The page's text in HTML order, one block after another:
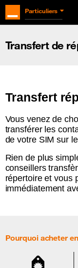
Particuliers
Transfert de
Transfert
Vous venez de
transférer les
de votre SIM sur
Rien de plus
conseillers
répertoire et vous
immédiatement
Pourquoi acheter